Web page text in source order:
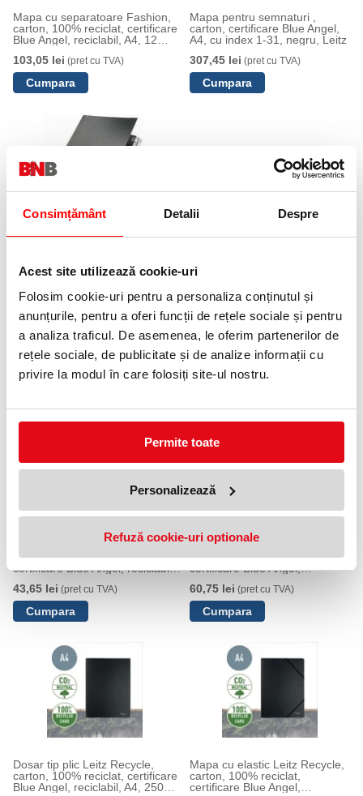
Consimțământ Detalii Despre
Acest site utilizează cookie-uri
Folosim cookie-uri pentru a personaliza conținutul și
anunțurile, pentru a oferi funcții de rețele sociale și pentru
a analiza traficul. De asemenea, le oferim partenerilor de
rețele sociale, de publicitate și de analize informații cu
privire la modul în care folosiți site-ul nostru.
Permite toate
Personalizează
Refuză cookie-uri optionale
Mapa cu separatoare Fashion,
carton, 100% reciclat, certificare
Blue Angel, reciclabil, A4, 12
103,05 lei (pret cu TVA)
Mapa pentru semnaturi ,
carton, certificare Blue Angel,
A4, cu index 1-31, negru, Leitz
307,45 lei (pret cu TVA)
Mapa pentru semnaturi , carton,
337,75 lei
NOUTATI
OFERTE
Mapa cu separatoare Leitz
Recycle, carton, 100% reciclat,
certificare Blue Angel, reciclabil,
43,65 lei (pret cu TVA)
Mapa cu separatoare Leitz
Recycle, carton, 100% reciclat,
certificare Blue Angel,
negru
60,75 lei (pret cu TVA)
Dosar tip plic Leitz Recycle,
carton, 100% reciclat, certificare
Blue Angel, reciclabil, A4, 250
Mapa cu elastic Leitz Recycle,
carton, 100% reciclat,
certificare Blue Angel,